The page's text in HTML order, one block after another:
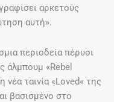
αρκετούς
αυτή».
περιοδεία πέρυσι
άλμπουμ «Rebel
ταινία «Loved« της
βασισμένο στο